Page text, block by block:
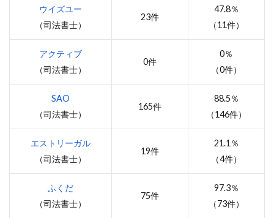
ウイズユー
（司法書士）
23件
47.8％
（11件）
アクティブ
（司法書士）
0件
0％
（0件）
SAO
（司法書士）
165件
88.5％
（146件）
エストリーガル
（司法書士）
19件
21.1％
（4件）
ふくだ
（司法書士）
75件
97.3％
（73件）